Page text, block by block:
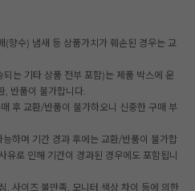
(향수) 냄새 등 상품가치가 훼손된 경우는 교
는 기타 상품 전부 포함)는 제품 박스에 운
, 반품이 불가합니다.
후 교환/반품이 불가하오니 신중한 구매 부
하며 기간 경과 후에는 교환/반품이 불가합
유로 인해 기간이 경과된 경우에도 포함됩니
, 사이즈 불만족, 모니터 색상 차이 등에 의한